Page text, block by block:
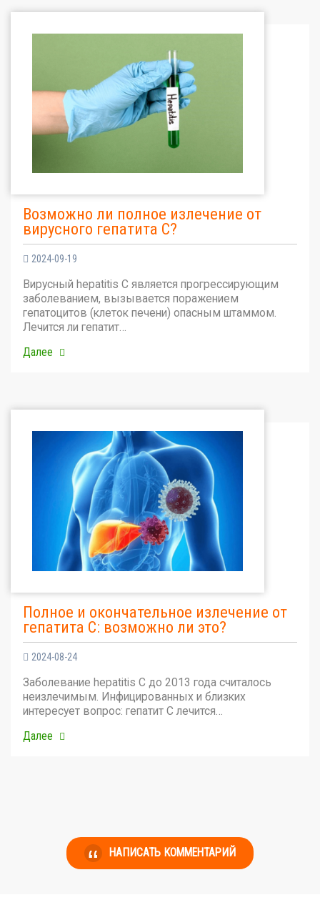
Возможно ли полное излечение от
вирусного гепатита С?
2024-09-19
Вирусный hepatitis C является прогрессирующим
заболеванием, вызывается поражением
гепатоцитов (клеток печени) опасным штаммом.
Лечится ли гепатит…
Далее
Полное и окончательное излечение от
гепатита С: возможно ли это?
2024-08-24
Заболевание hepatitis C до 2013 года считалось
неизлечимым. Инфицированных и близких
интересует вопрос: гепатит С лечится…
Далее
НАПИСАТЬ КОММЕНТАРИЙ